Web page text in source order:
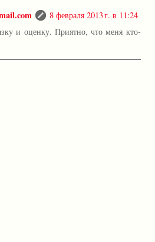
8 февраля 2013 г. в 11:24
и оценку. Приятно, что меня кто-